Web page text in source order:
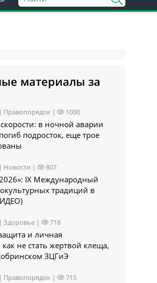
материалы за
Правопорядок | 1000
в ночной аварии
подросток, еще трое
Новости | 807
IX Международный
традиций в
|Здоровье | 718
и личная
не стать жертвой клеща,
ЗЦГиЭ
Правопорядок | 715